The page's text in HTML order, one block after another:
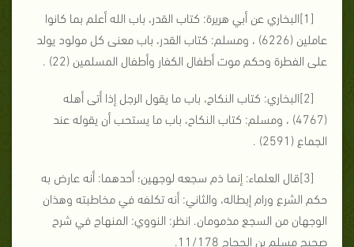
[1]البخاري عن أبي هريرة: كتاب القدر، باب الله أعلم بما كانوا
عاملين (6226) ، ومسلم: كتاب القدر، باب معنى كل مولود يولد
على الفطرة وحكم موت أطفال الكفار وأطفال المسلمين (22) .
[2]البخاري: كتاب النكاح، باب ما يقول الرجل إذا أتى أهله
(4767) ، ومسلم: كتاب النكاح، باب ما يستحب أن يقوله عند
الجماع (2591) .
[3]قال العلماء: إنما ذم سجعه لوجهين؛ أحدهما: أنه عارض به
حكم الشرع ورام إبطاله، والثاني: أنه تكلفه في مخاطبته وهذان
الوجهان من السجع مذمومان. انظر: النووي: المنهاج في شرح
صحيح مسلم بن الحجاج 11/178.